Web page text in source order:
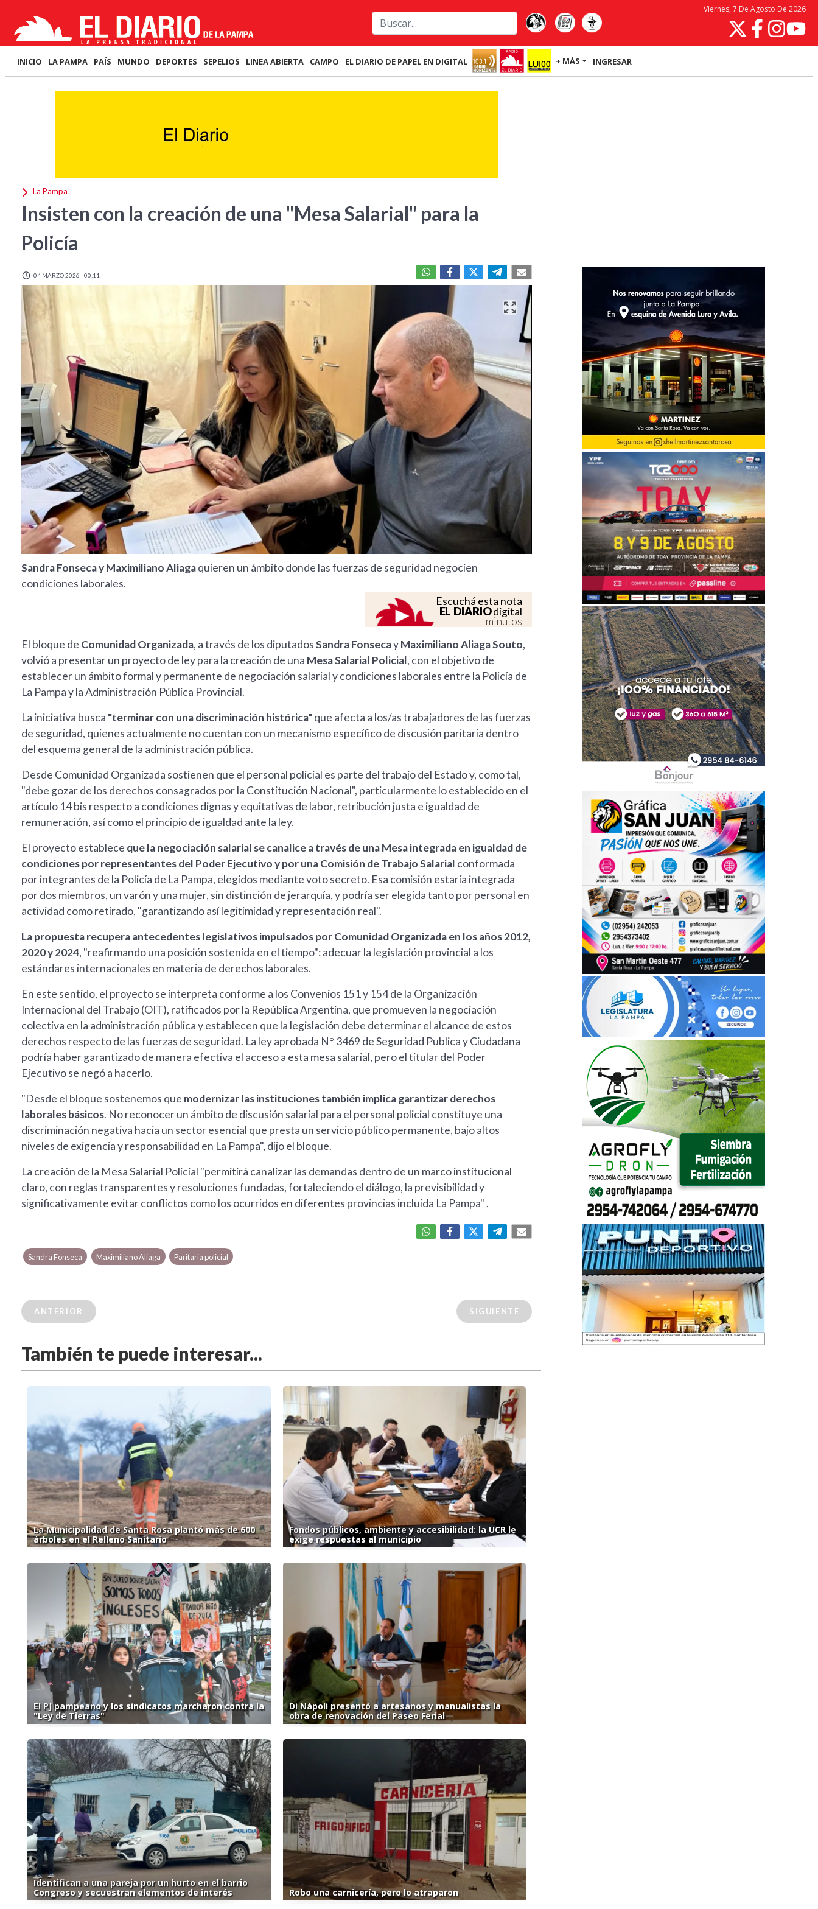
Viernes, 7 De Agosto De 2026
INICIO LA PAMPA PAÍS MUNDO DEPORTES SEPELIOS LINEA ABIERTA CAMPO EL DIARIO DE PAPEL EN DIGITAL + MÁS INGRESAR
La Pampa
Insisten con la creación de una "Mesa Salarial" para la
Policía
04 MARZO 2026 - 00:11
Sandra Fonseca y Maximiliano Aliagaquieren un ámbito donde las fuerzas de seguridad negocien
condiciones laborales.
Escuchá esta nota
EL DIARIOdigital
minutos
El bloque de Comunidad Organizada, a través de los diputadosSandra FonsecayMaximiliano Aliaga Souto,
volvió a presentar un proyecto de ley para la creación de una Mesa Salarial Policial, con el objetivo de
establecer un ámbito formal y permanente de negociación salarial y condiciones laborales entre la Policía de
La Pampa y la Administración Pública Provincial.
La iniciativa busca "terminar con una discriminación histórica"que afecta a los/as trabajadores de las fuerzas
de seguridad, quienes actualmente no cuentan con un mecanismo específico de discusión paritaria dentro
del esquema general de la administración pública.
Desde Comunidad Organizada sostienen que el personal policial es parte del trabajo del Estado y, como tal,
"debe gozar de los derechos consagrados por la Constitución Nacional", particularmente lo establecido en el
artículo 14 bis respecto a condiciones dignas y equitativas de labor, retribución justa e igualdad de
remuneración, así como el principio de igualdad ante la ley.
El proyecto establece que la negociación salarial se canalice a través de una Mesa integrada en igualdad de
condiciones por representantes del Poder Ejecutivo y por una Comisión de Trabajo Salarial conformada
por integrantes de la Policía de La Pampa, elegidos mediante voto secreto. Esa comisión estaría integrada
por dos miembros, un varón y una mujer, sin distinción de jerarquía, y podría ser elegida tanto por personal en
actividad como retirado, "garantizando así legitimidad y representación real".
La propuesta recupera antecedentes legislativos impulsados por Comunidad Organizada en los años 2012,
2020 y 2024, "reafirmando una posición sostenida en el tiempo": adecuar la legislación provincial a los
estándares internacionales en materia de derechos laborales.
En este sentido, el proyecto se interpreta conforme a los Convenios 151 y 154 de la Organización
Internacional del Trabajo (OIT), ratificados por la República Argentina, que promueven la negociación
colectiva en la administración pública y establecen que la legislación debe determinar el alcance de estos
derechos respecto de las fuerzas de seguridad. La ley aprobada N° 3469 de Seguridad Publica y Ciudadana
podría haber garantizado de manera efectiva el acceso a esta mesa salarial, pero el titular del Poder
Ejecutivo se negó a hacerlo.
"Desde el bloque sostenemos que modernizar las instituciones también implica garantizar derechos
laborales básicos. No reconocer un ámbito de discusión salarial para el personal policial constituye una
discriminación negativa hacia un sector esencial que presta un servicio público permanente, bajo altos
niveles de exigencia y responsabilidad en La Pampa", dijo el bloque.
La creación de la Mesa Salarial Policial "permitirá canalizar las demandas dentro de un marco institucional
claro, con reglas transparentes y resoluciones fundadas, fortaleciendo el diálogo, la previsibilidad y
significativamente evitar conflictos como los ocurridos en diferentes provincias incluida La Pampa" .
Sandra Fonseca Maximiliano Aliaga Paritaria policial
ANTERIOR SIGUIENTE
También te puede interesar...
La Municipalidad de Santa Rosa plantó más de 600
árboles en el Relleno Sanitario
Fondos públicos, ambiente y accesibilidad: la UCR le
exige respuestas al municipio
El PJ pampeano y los sindicatos marcharon contra la
"Ley de Tierras"
Di Nápoli presentó a artesanos y manualistas la
obra de renovación del Paseo Ferial
Identifican a una pareja por un hurto en el barrio
Congreso y secuestran elementos de interés
Robo una carnicería, pero lo atraparon